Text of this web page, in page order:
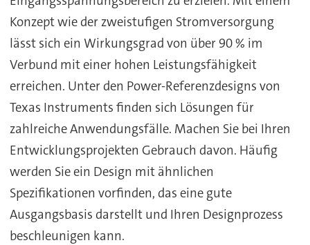
Konzept wie der zweistufigen Stromversorgung
lässt sich ein Wirkungsgrad von über 90 % im
Verbund mit einer hohen Leistungsfähigkeit
erreichen. Unter den Power-Referenzdesigns von
Texas Instruments finden sich Lösungen für
zahlreiche Anwendungsfälle. Machen Sie bei Ihren
Entwicklungsprojekten Gebrauch davon. Häufig
werden Sie ein Design mit ähnlichen
Spezifikationen vorfinden, das eine gute
Ausgangsbasis darstellt und Ihren Designprozess
beschleunigen kann.